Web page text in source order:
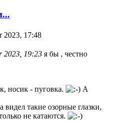
2023, 17:48
2023, 19:23 я бы , честно
носик - пуговка.
А
видел такие озорные глазки,
не катаются.